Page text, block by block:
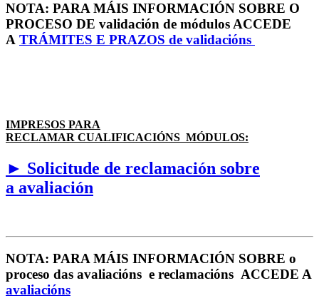
NOTA: PARA MÁIS INFORMACIÓN SOBRE O
PROCESO DE validación de módulos ACCEDE
A TRÁMITES E PRAZOS de validacións
IMPRESOS PARA
RECLAMAR CUALIFICACIÓNS MÓDULOS:
► Solicitude de reclamación sobre
a avaliación
NOTA: PARA MÁIS INFORMACIÓN SOBRE o
proceso das avaliacións e reclamacións ACCEDE A
avaliacións